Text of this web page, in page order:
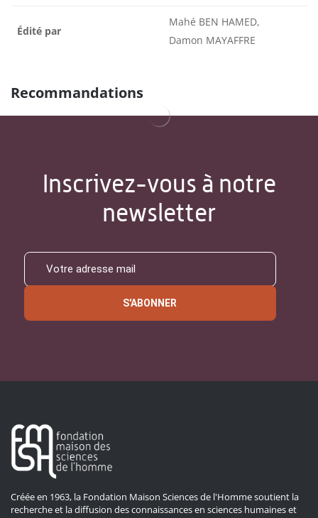
Édité par
Mahé BEN HAMED,
Damon MAYAFFRE
Recommandations
Inscrivez-vous à notre
newsletter
S'ABONNER
Créée en 1963, la Fondation Maison Sciences de l'Homme soutient la
recherche et la diffusion des connaissances en sciences humaines et